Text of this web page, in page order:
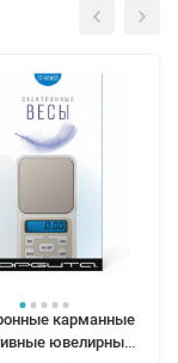
карманные
ювелирные